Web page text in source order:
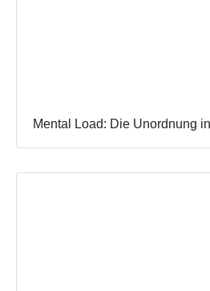
Mental Load: Die Unordnung